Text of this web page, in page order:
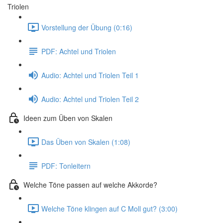
Triolen
Vorstellung der Übung (0:16)
PDF: Achtel und Triolen
Audio: Achtel und Triolen Teil 1
Audio: Achtel und Triolen Teil 2
Ideen zum Üben von Skalen
Das Üben von Skalen (1:08)
PDF: Tonleitern
Welche Töne passen auf welche Akkorde?
Welche Töne klingen auf C Moll gut? (3:00)